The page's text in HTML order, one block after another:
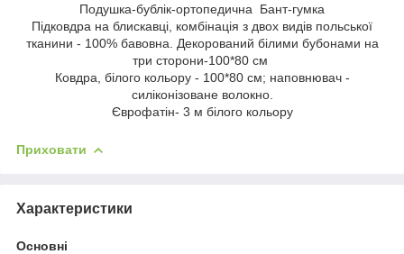
Подушка-бублік-ортопедична Бант-гумка
Підковдра на блискавці, комбінація з двох видів польської
тканини - 100% бавовна. Декорований білими бубонами на
три сторони-100*80 см
Ковдра, білого кольору - 100*80 см; наповнювач -
силіконізоване волокно.
Єврофатін- 3 м білого кольору
Приховати
Характеристики
Основні